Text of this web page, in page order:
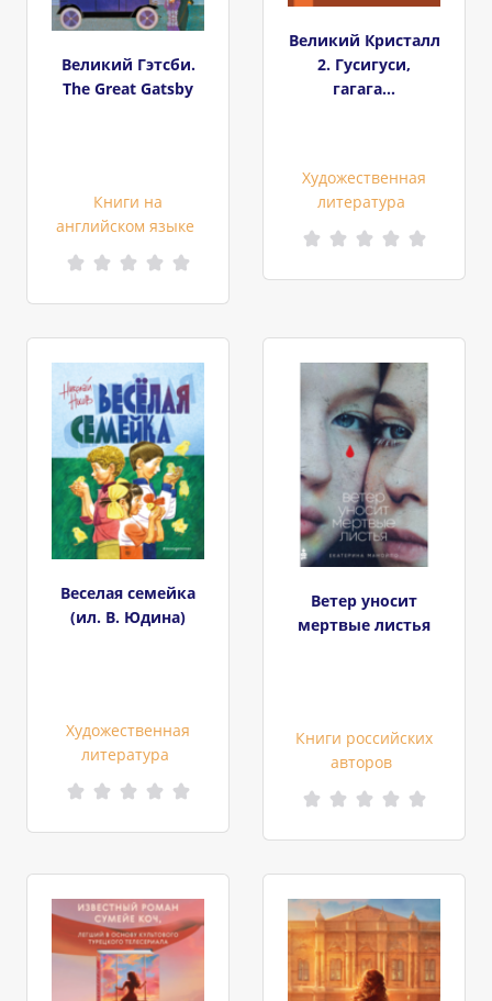
Великий Гэтсби.
The Great Gatsby
Книги на
английском языке
Великий Кристалл
2. Гусигуси,
гагага...
Художественная
литература
Веселая семейка
(ил. В. Юдина)
Художественная
литература
Ветер уносит
мертвые листья
Книги российских
авторов